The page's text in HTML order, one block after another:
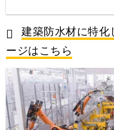
建築防水材に特化
ージはこちら